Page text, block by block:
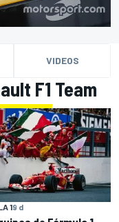
VIDEOS
F1 Team
19 d